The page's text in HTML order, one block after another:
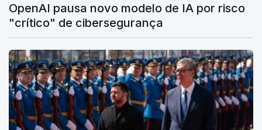
OpenAI pausa novo modelo de IA por risco
"crítico" de cibersegurança